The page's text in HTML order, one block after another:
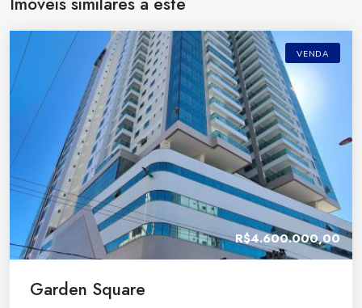
VENDA
R$4.600.000,00
Garden Square